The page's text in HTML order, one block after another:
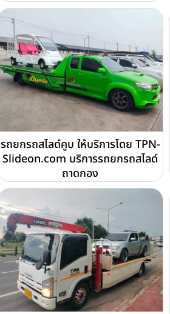
รถยกรถสไลด์คูบ ให้บริการโดย TPN-
Slideon.com บริการรถยกรถสไลด์
ถาดกอง